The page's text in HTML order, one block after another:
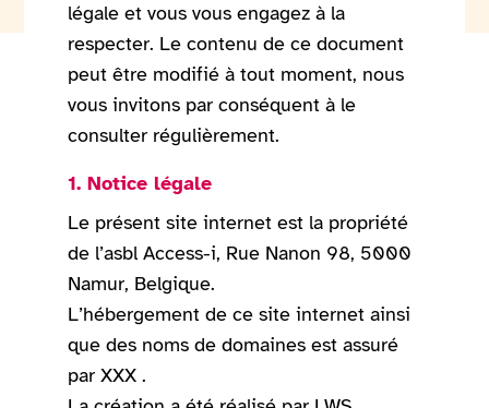
légale et vous vous engagez à la
respecter. Le contenu de ce document
peut être modifié à tout moment, nous
vous invitons par conséquent à le
consulter régulièrement.
1. Notice légale
Le présent site internet est la propriété
de l’asbl Access-i, Rue Nanon 98, 5000
Namur, Belgique.
L’hébergement de ce site internet ainsi
que des noms de domaines est assuré
par XXX .